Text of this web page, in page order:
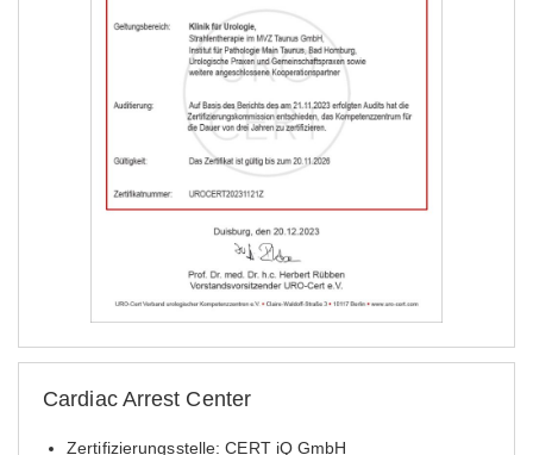
Cardiac Arrest Center
Zertifizierungsstelle: CERT iQ GmbH